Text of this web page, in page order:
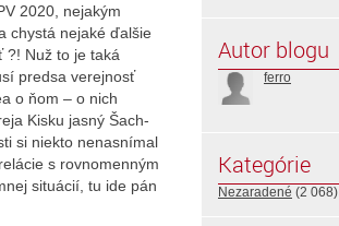
2020, nejakým
chystá nejaké ďalšie
?! Nuž to je taká
predsa verejnosť
o ňom – o nich
Kisku jasný Šach-
si niekto nenasnímal
s rovnomenným
situácií, tu ide pán
Autor blogu
ferro
Kategórie
Nezaradené (2 068)